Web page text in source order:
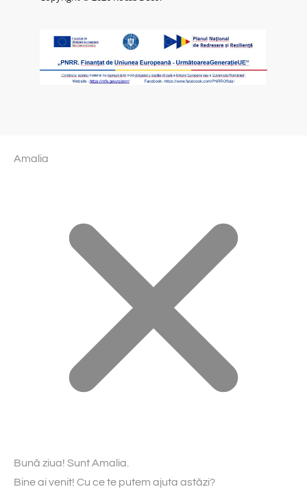
Amalia
Bună ziua! Sunt Amalia.
Bine ai venit! Cu ce te putem ajuta astăzi?